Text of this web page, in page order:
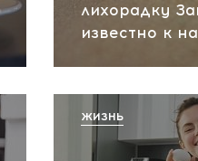
лихорадку
известно к
ЖИЗНЬ